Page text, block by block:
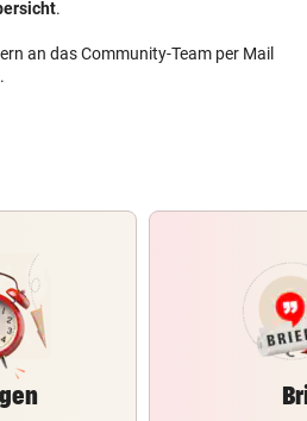
.
an das Community-Team per Mail